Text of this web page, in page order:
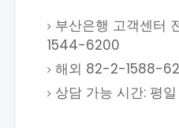
부산은행 고객센터
1544-6200
해외 82-2-1588-
상담 가능 시간: 평